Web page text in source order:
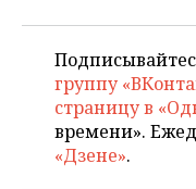
группу
страницу в
времени».
«Дзене».